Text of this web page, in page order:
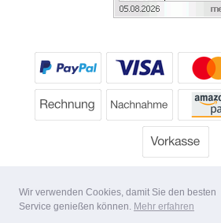
Wir verwenden Cookies, damit Sie den besten
Service genießen können. Mehr erfahren